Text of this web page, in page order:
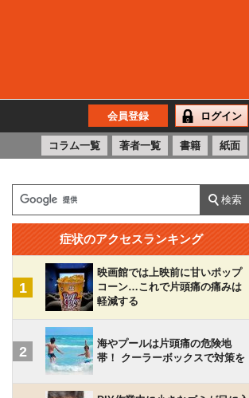
会員登録 ログイン
コラム一覧 著者一覧 書籍 紙面
症状のアクセスランキング
1
映画館では上映前に甘いポップ
コーン…これで片頭痛の痛みは
軽減する
2
海やプールは片頭痛の危険地
帯！ クーラーボックスで対策を